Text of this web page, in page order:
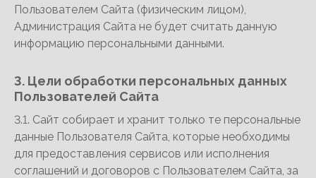
Пользователем Сайта (физическим лицом),
Администрация Сайта не будет считать данную
информацию персональными данными.
3. Цели обработки персональных данных
Пользователей Сайта
3.1. Сайт собирает и хранит только те персональные
данные Пользователя Сайта, которые необходимы
для предоставления сервисов или исполнения
соглашений и договоров с Пользователем Сайта, за